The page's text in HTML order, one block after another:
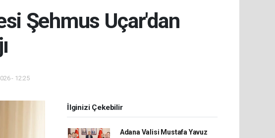
Şehmus Uçar'dan
- 12:25
İlginizi Çekebilir
Adana Valisi Mustafa Yavuz